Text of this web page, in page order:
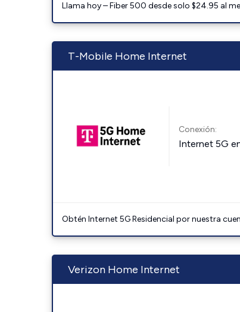
Llama hoy – Fiber 500 desde solo $24.95 al
T-Mobile Home Internet
Conexión:
Internet 5G
Obtén Internet 5G Residencial por nuestra
Verizon Home Internet